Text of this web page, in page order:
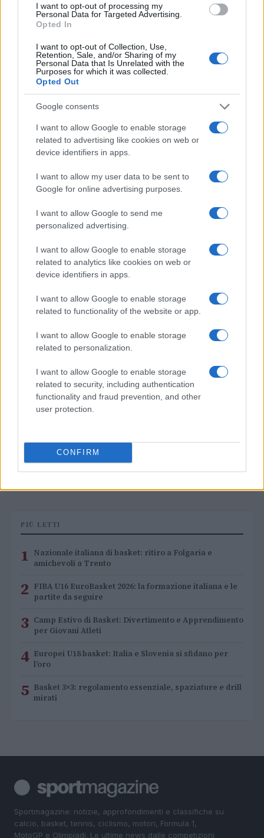
I want to opt-out of processing my
Personal Data for Targeted Advertising.
Opted In
I want to opt-out of Collection, Use,
Retention, Sale, and/or Sharing of my
Personal Data that Is Unrelated with the
Purposes for which it was collected.
Opted Out
Google consents
I want to allow Google to enable storage
related to advertising like cookies on web or
device identifiers in apps.
I want to allow my user data to be sent to
Google for online advertising purposes.
I want to allow Google to send me
personalized advertising.
I want to allow Google to enable storage
related to analytics like cookies on web or
device identifiers in apps.
I want to allow Google to enable storage
related to functionality of the website or app.
I want to allow Google to enable storage
related to personalization.
I want to allow Google to enable storage
related to security, including authentication
functionality and fraud prevention, and other
user protection.
CONFIRM
Pallacanestro Trieste: Abramo Canka firma un
accordo pluriennale
Francesca Lombardi · 8 Ago 2026
BASKET
nelle Marche
Andrea Conforti · 8 Ago 2026
Kevin Love ai Philadelphia 76ers: la possibile reunion
con LeBron James
PIÙ LETTI
1 Nazionale italiana di basket: ritiro a Folgaria e
amichevoli a Trento
2 FIBA U16 EuroBasket 2026: la formazione italiana e le
partite da seguire
3 Camp Estivo di Basket: Divertimento e Apprendimento
per Giovani Atleti
4 Europei U18 basket: Italia e Slovenia si sfidano per
l’oro
5 Basket 3×3: regolamento essenziale, spaziature e drill
mirati
Sportmagazine: notizie, approfondimenti e classifiche su
calcio, basket, tennis, ciclismo, motori, Formula 1,
MotoGP e Olimpiadi. Le ultime news dalle competizioni